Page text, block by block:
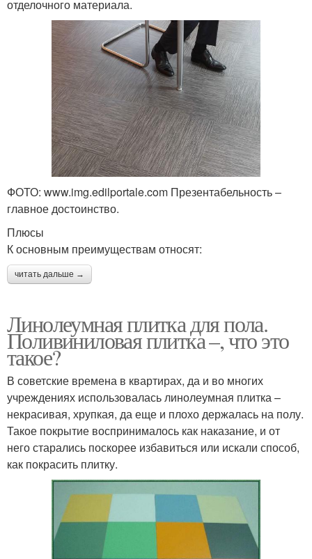
отделочного материала.
ФОТО: www.img.edilportale.com Презентабельность –
главное достоинство.
Плюсы
К основным преимуществам относят:
читать дальше →
Линолеумная плитка для пола.
Поливиниловая плитка –, что это
такое?
В советские времена в квартирах, да и во многих
учреждениях использовалась линолеумная плитка –
некрасивая, хрупкая, да еще и плохо держалась на полу.
Такое покрытие воспринималось как наказание, и от
него старались поскорее избавиться или искали способ,
как покрасить плитку.